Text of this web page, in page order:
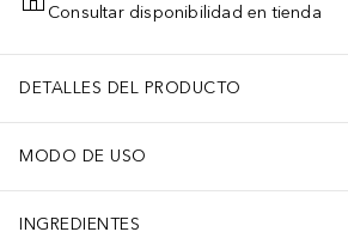
AÑADIR AL CARRITO
Consultar disponibilidad en tienda
DETALLES DEL PRODUCTO
MODO DE USO
INGREDIENTES